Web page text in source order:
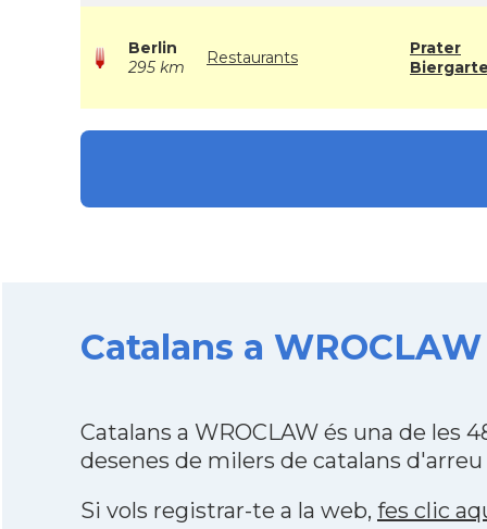
Berlin
295 km
Restaurants
Prater
Catalans a
Catalans a WROCLAW és una de les
desenes de milers de catalans
Si vols registrar-te a la web, fes clic